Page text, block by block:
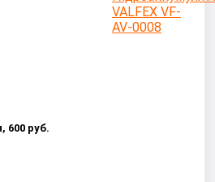
600 руб.